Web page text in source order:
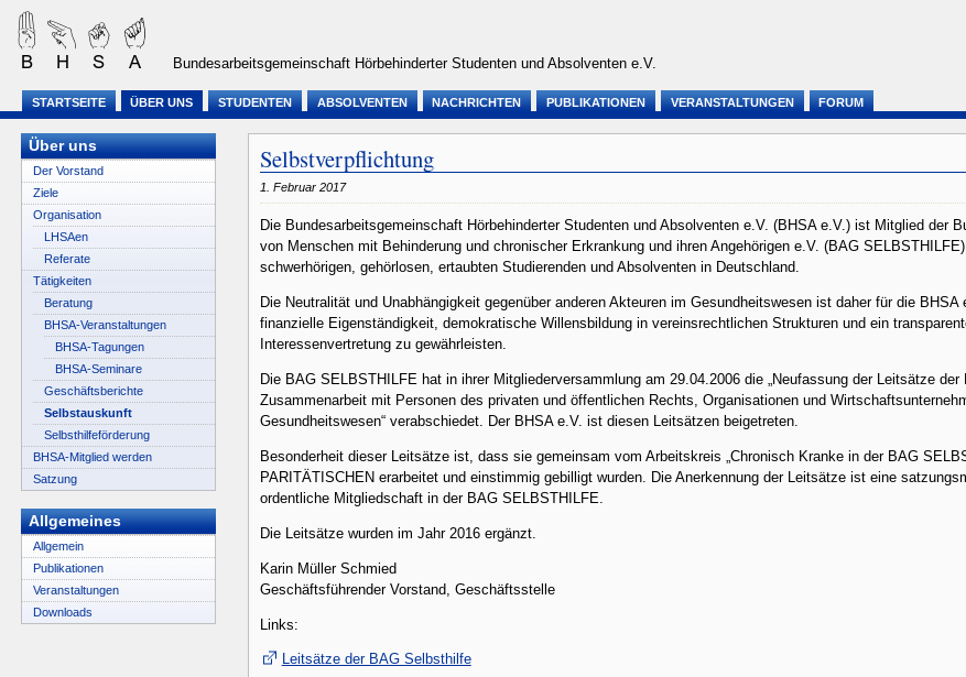
Bundesarbeitsgemeinschaft Hörbehinderter Studenten und Absolventen e.V.
STARTSEITE ÜBER UNS STUDENTEN ABSOLVENTEN NACHRICHTEN PUBLIKATIONEN VERANSTALTUNGEN FORUM
Selbstverpflichtung
1. Februar 2017
Die Bundesarbeitsgemeinschaft Hörbehinderter Studenten und Absolventen e.V. (BHSA e.V.) ist Mitglied der
von Menschen mit Behinderung und chronischer Erkrankung und ihren Angehörigen e.V. (BAG
schwerhörigen, gehörlosen, ertaubten Studierenden und Absolventen in Deutschland.
Die Neutralität und Unabhängigkeit gegenüber anderen Akteuren im Gesundheitswesen ist daher für die
finanzielle Eigenständigkeit, demokratische Willensbildung in vereinsrechtlichen Strukturen und ein
Interessenvertretung zu gewährleisten.
Die BAG SELBSTHILFE hat in ihrer Mitgliederversammlung am 29.04.2006 die „Neufassung der Leitsätze
Zusammenarbeit mit Personen des privaten und öffentlichen Rechts, Organisationen und
Gesundheitswesen“ verabschiedet. Der BHSA e.V. ist diesen Leitsätzen beigetreten.
Besonderheit dieser Leitsätze ist, dass sie gemeinsam vom Arbeitskreis „Chronisch Kranke in der BAG
PARITÄTISCHEN erarbeitet und einstimmig gebilligt wurden. Die Anerkennung der Leitsätze ist eine
ordentliche Mitgliedschaft in der BAG SELBSTHILFE.
Die Leitsätze wurden im Jahr 2016 ergänzt.
Karin Müller Schmied
Geschäftsführender Vorstand, Geschäftsstelle
Links:
Leitsätze der BAG Selbsthilfe
Über uns
Der Vorstand
Ziele
Organisation
LHSAen
Referate
Tätigkeiten
Beratung
BHSA-Veranstaltungen
BHSA-Tagungen
BHSA-Seminare
Geschäftsberichte
Selbstauskunft
Selbsthilfeförderung
BHSA-Mitglied werden
Satzung
Allgemeines
Allgemein
Publikationen
Veranstaltungen
Downloads